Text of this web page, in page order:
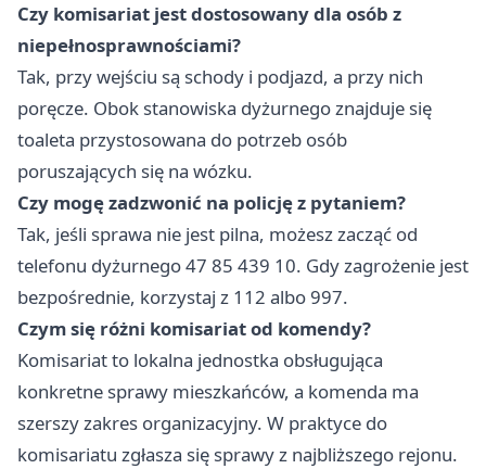
Czy komisariat jest dostosowany dla osób z
niepełnosprawnościami?
Tak, przy wejściu są schody i podjazd, a przy nich
poręcze. Obok stanowiska dyżurnego znajduje się
toaleta przystosowana do potrzeb osób
poruszających się na wózku.
Czy mogę zadzwonić na policję z pytaniem?
Tak, jeśli sprawa nie jest pilna, możesz zacząć od
telefonu dyżurnego 47 85 439 10. Gdy zagrożenie jest
bezpośrednie, korzystaj z 112 albo 997.
Czym się różni komisariat od komendy?
Komisariat to lokalna jednostka obsługująca
konkretne sprawy mieszkańców, a komenda ma
szerszy zakres organizacyjny. W praktyce do
komisariatu zgłasza się sprawy z najbliższego rejonu.